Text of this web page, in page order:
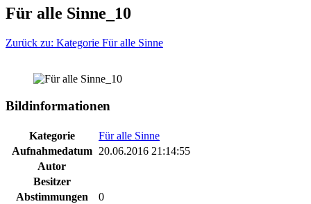
Für alle Sinne_10
Zurück zu: Kategorie Für alle Sinne
Bildinformationen
Kategorie
Für alle Sinne
Aufnahmedatum
20.06.2016 21:14:55
Autor
Besitzer
Abstimmungen
0